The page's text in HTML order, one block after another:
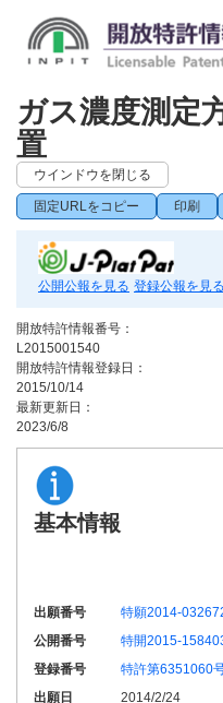
ガス濃度測定
置
ウインドウを閉じる
固定URLをコピー 印刷
公開公報を見る 登録公報を見る
開放特許情報番号：
L2015001540
開放特許情報登録日：
2015/10/14
最新更新日：
2023/6/8
基本情報
出願番号
特願2014-
公開番号
特開2015-
登録番号
特許第6351060
出願日
2014/2/24